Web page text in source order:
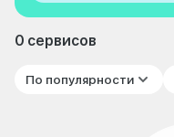
0 сервисов
По популярности